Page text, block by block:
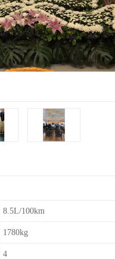
8.5L/100km
1780kg
4